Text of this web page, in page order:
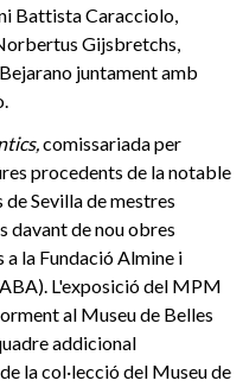
Battista Caracciolo,
Gijsbretchs,
juntament amb
comissariada per
procedents de la notable
Sevilla de mestres
davant de nou obres
la Fundació Almine i
L'exposició del MPM
al Museu de Belles
addicional
la col·lecció del Museu de